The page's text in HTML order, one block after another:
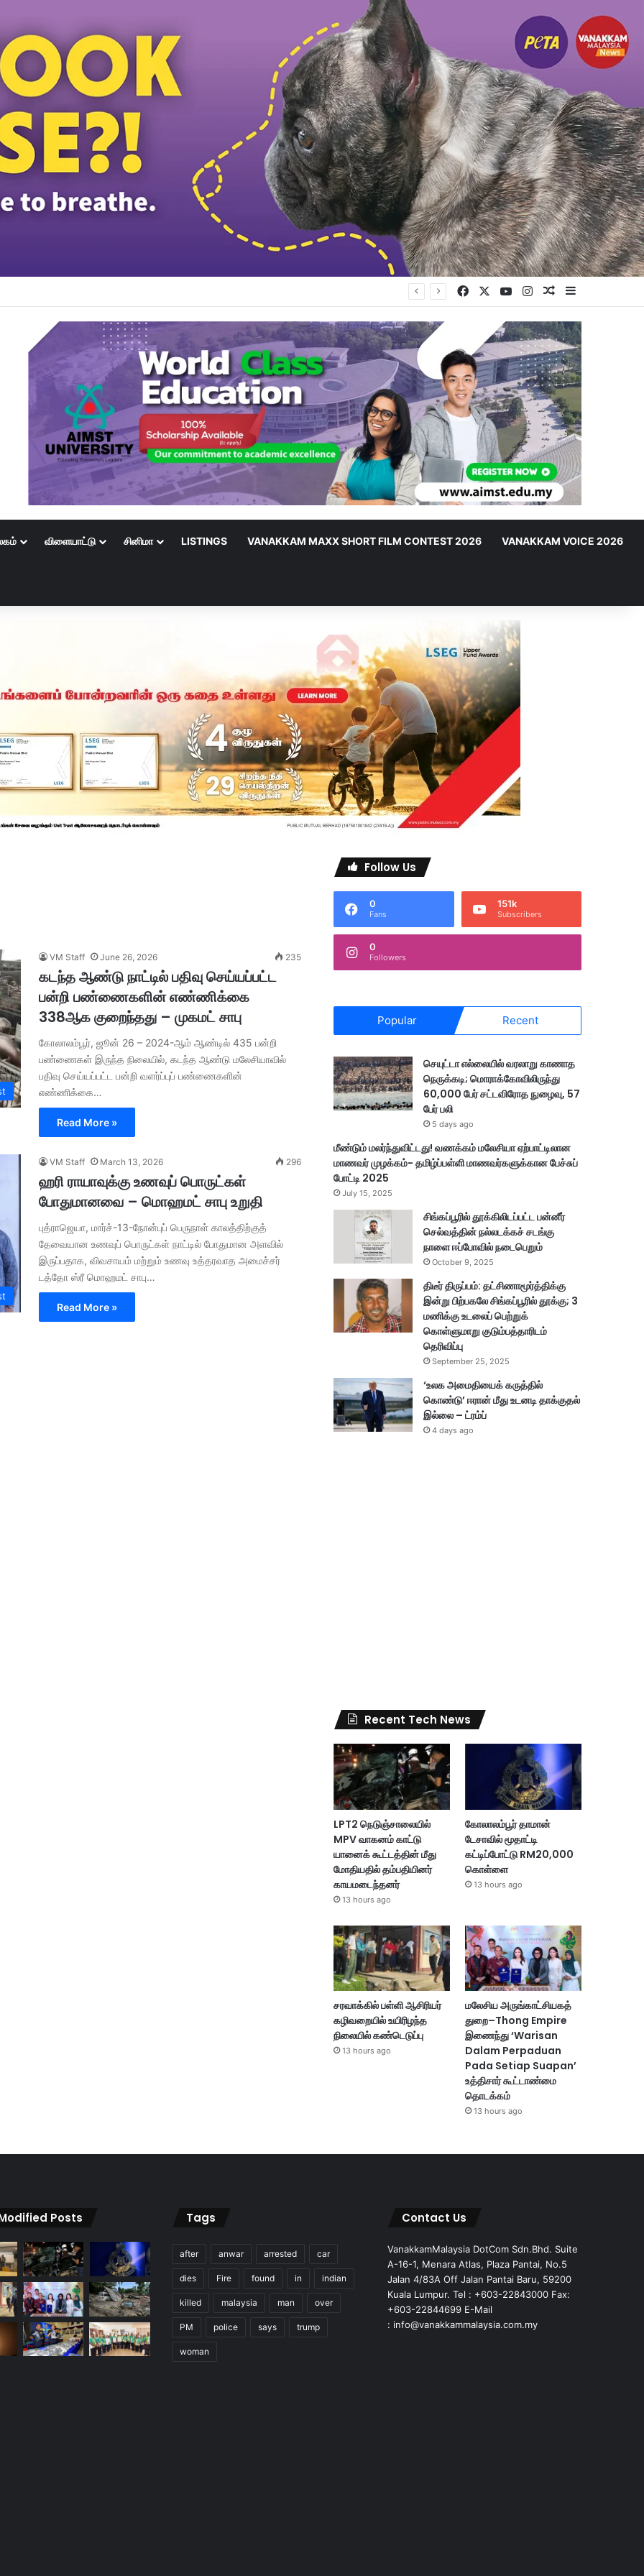
Facebook YouTubeInstagramRandom Article
விளையாட்டு சினிமா LISTINGS VANAKKAM MAXX SHORT FILM CONTEST 2026 VANAKKAM VOICE 2026
VM Staff June 26, 2026 235
கடந்த ஆண்டு நாட்டில் பதிவு செய்யப்பட்ட
பன்றி பண்ணைகளின் எண்ணிக்கை
338ஆக குறைந்தது – முகமட் சாபு
கோலாலம்பூர், ஜூன் 26 – 2024-ஆம் ஆண்டில் 435 பன்றி
பண்ணைகள் இருந்த நிலையில், கடந்த ஆண்டு மலேசியாவில்
பதிவு செய்யப்பட்ட பன்றி வளர்ப்புப் பண்ணைகளின்
எண்ணிக்கை…
Read More »
VM Staff March 13, 2026 296
ஹரி ராயாவுக்கு உணவுப் பொருட்கள்
போதுமானவை – மொஹமட் சாபு உறுதி
புத்ராஜெயா, மார்ச்-13-நோன்புப் பெருநாள் காலத்திற்குத்
தேவையான உணவுப் பொருட்கள் நாட்டில் போதுமான அளவில்
இருப்பதாக, விவசாயம் மற்றும் உணவு உத்தரவாத அமைச்சர்
டத்தோ ஸ்ரீ மொஹமட் சாபு…
Read More »
Follow Us
0
Fans
151k
Subscribers
0
Followers
Popular Recent
செயுட்டா எல்லையில் வரலாறு காணாத
நெருக்கடி; மொராக்கோவிலிருந்து
60,000 பேர் சட்டவிரோத நுழைவு, 57
பேர் பலி
5 days ago
மீண்டும் மலர்ந்துவிட்டது! வணக்கம் மலேசியா ஏற்பாட்டிலான
மாணவர் முழக்கம்- தமிழ்ப்பள்ளி மாணவர்களுக்கான பேச்சுப்
போட்டி 2025
July 15, 2025
சிங்கப்பூரில் தூக்கிலிடப்பட்ட பன்னீர்
செல்வத்தின் நல்லடக்கச் சடங்கு
நாளை ஈப்போவில் நடைபெறும்
October 9, 2025
திடீர் திருப்பம்: தட்சிணாமூர்த்திக்கு
இன்று பிற்பகலே சிங்கப்பூரில் தூக்கு; 3
மணிக்கு உடலைப் பெற்றுக்
கொள்ளுமாறு குடும்பத்தாரிடம்
தெரிவிப்பு
September 25, 2025
‘உலக அமைதியைக் கருத்தில்
கொண்டு’ ஈரான் மீது உடனடி தாக்குதல்
இல்லை – ட்ரம்ப்
4 days ago
Recent Tech News
LPT2 நெடுஞ்சாலையில்
MPV வாகனம் காட்டு
யானைக் கூட்டத்தின் மீது
மோதியதில் தம்பதியினர்
காயமடைந்தனர்
13 hours ago
கோலாலம்பூர் தாமான்
டேசாவில் மூதாட்டி
கட்டிப்போட்டு RM20,000
கொள்ளை
13 hours ago
சரவாக்கில் பள்ளி ஆசிரியர்
கழிவறையில் உயிரிழந்த
நிலையில் கண்டெடுப்பு
13 hours ago
மலேசிய அருங்காட்சியகத்
துறை–Thong Empire
இணைந்து ‘Warisan
Dalam Perpaduan
Pada Setiap Suapan’
உத்திசார் கூட்டாண்மை
தொடக்கம்
13 hours ago
Posts Tags
after anwar arrested car
dies Fire found in indian
killed malaysia man over
PM police says trump
woman
Contact Us
VanakkamMalaysia DotCom Sdn.Bhd. Suite
A-16-1, Menara Atlas, Plaza Pantai, No.5
Jalan 4/83A Off Jalan Pantai Baru, 59200
Kuala Lumpur. Tel : +603-22843000 Fax:
+603-22844699 E-Mail
: info@vanakkammalaysia.com.my